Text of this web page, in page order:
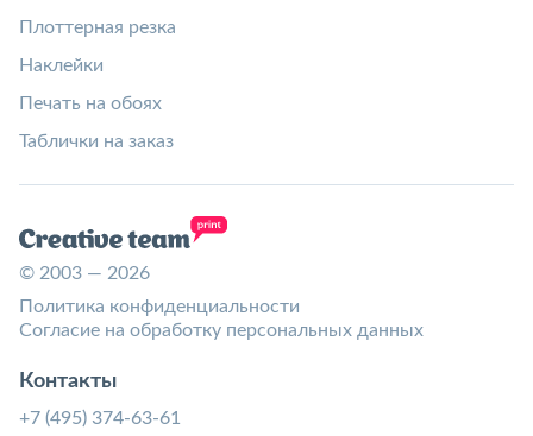
Плоттерная резка
Наклейки
Печать на обоях
Таблички на заказ
© 2003 — 2026
Политика конфиденциальности
Согласие на обработку персональных данных
Контакты
+7 (495) 374-63-61